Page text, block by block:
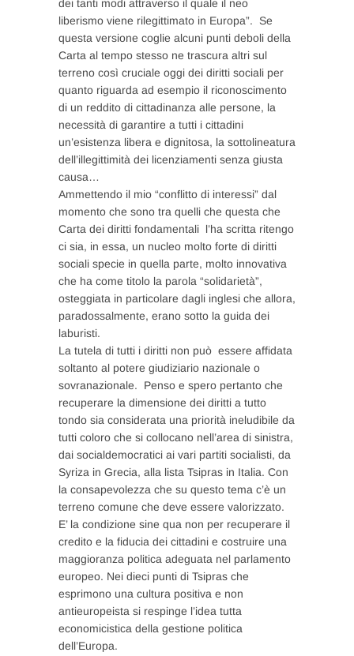
dei tanti modi attraverso il quale il neo
liberismo viene rilegittimato in Europa”. Se
questa versione coglie alcuni punti deboli della
Carta al tempo stesso ne trascura altri sul
terreno così cruciale oggi dei diritti sociali per
quanto riguarda ad esempio il riconoscimento
di un reddito di cittadinanza alle persone, la
necessità di garantire a tutti i cittadini
un’esistenza libera e dignitosa, la sottolineatura
dell’illegittimità dei licenziamenti senza giusta
causa…
Ammettendo il mio “conflitto di interessi” dal
momento che sono tra quelli che questa che
Carta dei diritti fondamentali l’ha scritta ritengo
ci sia, in essa, un nucleo molto forte di diritti
sociali specie in quella parte, molto innovativa
che ha come titolo la parola “solidarietà”,
osteggiata in particolare dagli inglesi che allora,
paradossalmente, erano sotto la guida dei
laburisti.
La tutela di tutti i diritti non può essere affidata
soltanto al potere giudiziario nazionale o
sovranazionale. Penso e spero pertanto che
recuperare la dimensione dei diritti a tutto
tondo sia considerata una priorità ineludibile da
tutti coloro che si collocano nell’area di sinistra,
dai socialdemocratici ai vari partiti socialisti, da
Syriza in Grecia, alla lista Tsipras in Italia. Con
la consapevolezza che su questo tema c’è un
terreno comune che deve essere valorizzato.
E’ la condizione sine qua non per recuperare il
credito e la fiducia dei cittadini e costruire una
maggioranza politica adeguata nel parlamento
europeo. Nei dieci punti di Tsipras che
esprimono una cultura positiva e non
antieuropeista si respinge l’idea tutta
economicistica della gestione politica
dell’Europa.